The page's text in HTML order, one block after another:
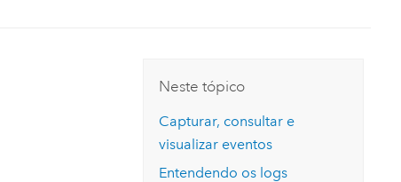
Neste tópico
Capturar, consultar e
visualizar eventos
Entendendo os logs